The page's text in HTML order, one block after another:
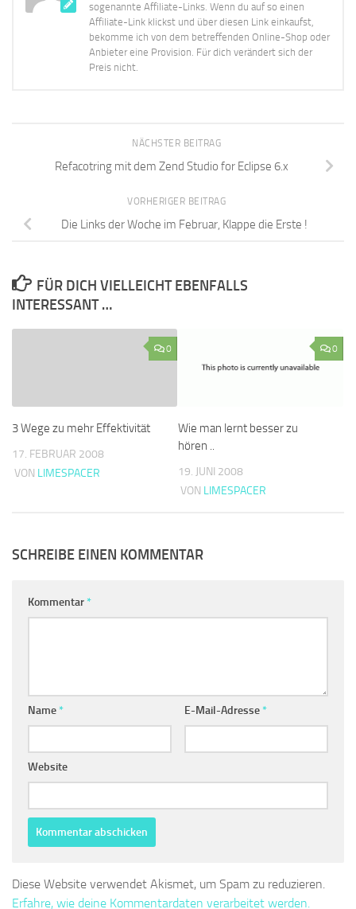
sogenannte Affiliate-Links. Wenn du auf so einen
Affiliate-Link klickst und über diesen Link einkaufst,
bekomme ich von dem betreffenden Online-Shop oder
Anbieter eine Provision. Für dich verändert sich der
Preis nicht.
NÄCHSTER BEITRAG
Refacotring mit dem Zend Studio for Eclipse 6.x
VORHERIGER BEITRAG
Die Links der Woche im Februar, Klappe die Erste !
FÜR DICH VIELLEICHT EBENFALLS
INTERESSANT …
0
3 Wege zu mehr Effektivität
17. FEBRUAR 2008
VON LIMESPACER
0
Wie man lernt besser zu
hören ..
19. JUNI 2008
VON LIMESPACER
SCHREIBE EINEN KOMMENTAR
Kommentar*
Name* E-Mail-Adresse*
Website
Diese Website verwendet Akismet, um Spam zu reduzieren.
Erfahre, wie deine Kommentardaten verarbeitet werden.